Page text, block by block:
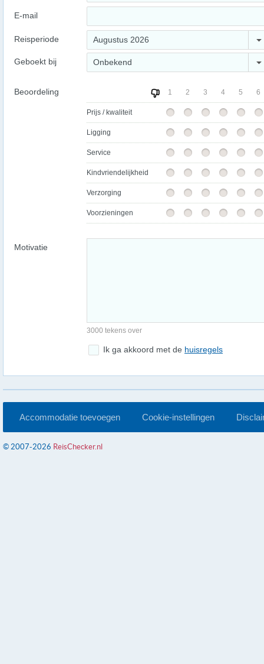
E-mail
Reisperiode Augustus 2026
Geboekt bij Onbekend
Beoordeling 1 2 3 4 5 6
Prijs / kwaliteit
Ligging
Service
Kindvriendelijkheid
Verzorging
Voorzieningen
Motivatie
3000 tekens over
Ik ga akkoord met de huisregels
Accommodatie toevoegen Cookie-instellingen
© 2007-2026 ReisChecker.nl